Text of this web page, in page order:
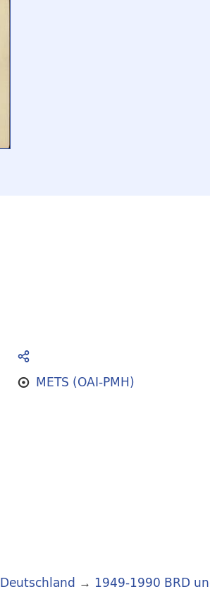
METS (OAI-PMH)
Deutschland → 1949-1990 BRD